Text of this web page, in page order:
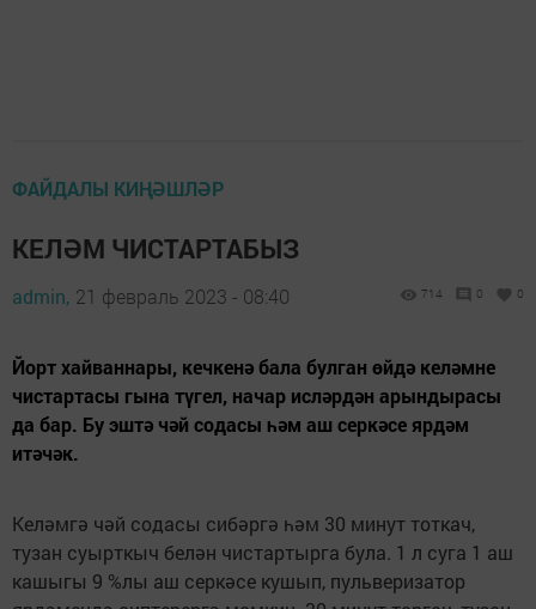
ФАЙДАЛЫ КИҢӘШЛӘР
КЕЛӘМ ЧИСТАРТАБЫЗ
admin, 21 февраль 2023 - 08:40 714 0 0
Йорт хайваннары, кечкенә бала булган өйдә келәмне
чистартасы гына түгел, начар исләрдән арындырасы
да бар. Бу эштә чәй содасы һәм аш серкәсе ярдәм
итәчәк.
Келәмгә чәй содасы сибәргә һәм 30 минут тоткач,
тузан суырткыч белән чистартырга була. 1 л суга 1 аш
кашыгы 9 %лы аш серкәсе кушып, пульверизатор